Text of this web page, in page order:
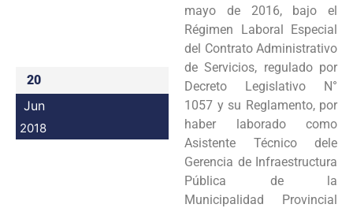
20
Jun
2018
mayo de 2016, bajo el
Régimen Laboral Especial
del Contrato Administrativo
de Servicios, regulado por
Decreto Legislativo N°
1057 y su Reglamento, por
haber laborado como
Asistente Técnico dele
Gerencia de Infraestructura
Pública de la
Municipalidad Provincial